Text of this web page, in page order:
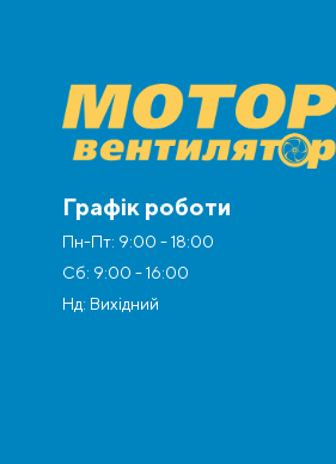
Графік роботи
Пн-Пт: 9:00 - 18:00
Сб: 9:00 - 16:00
Нд: Вихідний